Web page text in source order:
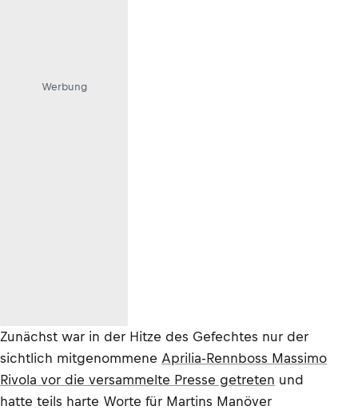
Werbung
Zunächst war in der Hitze des Gefechtes nur der
sichtlich mitgenommene Aprilia-Rennboss Massimo
Rivola vor die versammelte Presse getreten und
hatte teils harte Worte für Martins Manöver